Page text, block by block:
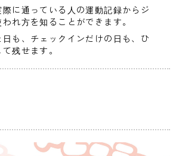
際に通っている人の運動記録からジ
れ方を知ることができます。
も、チェックインだけの日も、ひ
残せます。